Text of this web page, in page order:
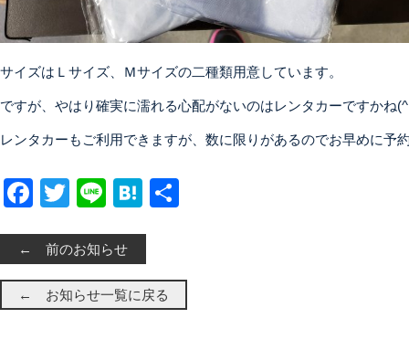
サイズはＬサイズ、Ｍサイズの二種類用意しています。
ですが、やはり確実に濡れる心配がないのはレンタカーですかね
レンタカーもご利用できますが、数に限りがあるのでお早めに予
Facebook
Twitter Line Hatena
← 前のお知らせ
← お知らせ一覧に戻る